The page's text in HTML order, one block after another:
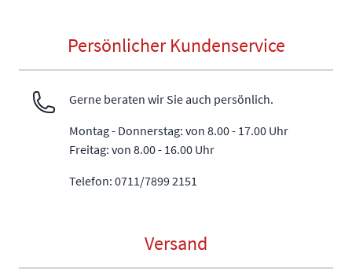
Persönlicher Kundenservice
Gerne beraten wir Sie auch persönlich.
Montag - Donnerstag: von 8.00 - 17.00 Uhr
Freitag: von 8.00 - 16.00 Uhr
Telefon: 0711/7899 2151
Versand